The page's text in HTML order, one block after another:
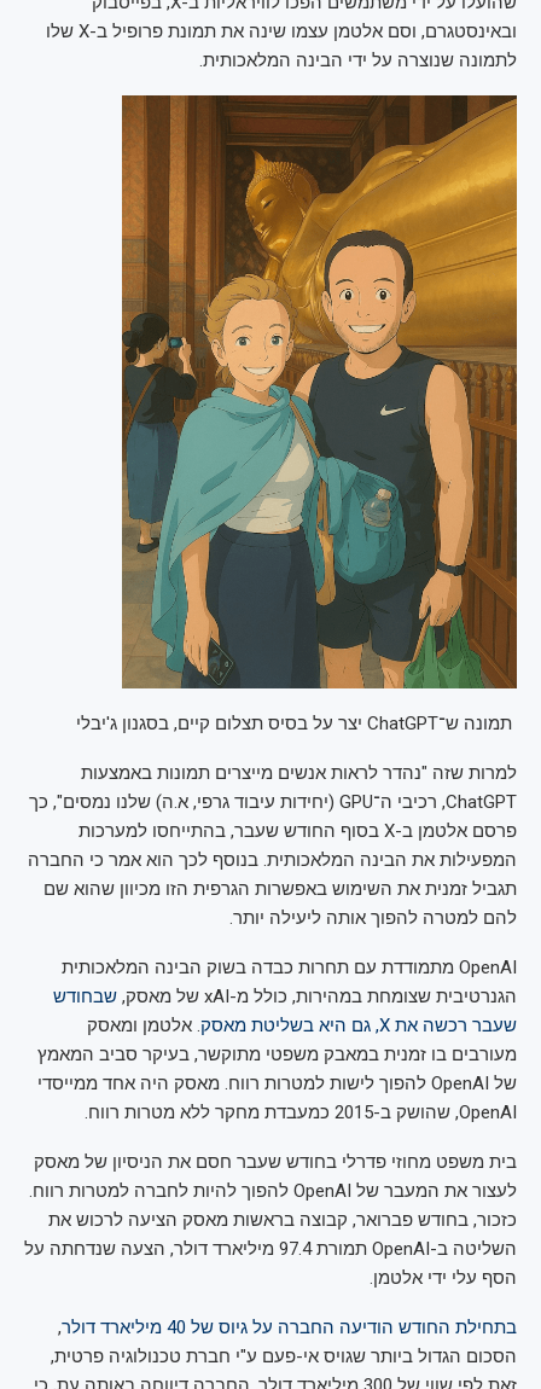
ובאינסטגרם, וסם אלטמן עצמו שינה את תמונת פרופיל ב-X שלו
לתמונה שנוצרה על ידי הבינה המלאכותית.
תמונה ש־ChatGPT יצר על בסיס תצלום קיים, בסגנון ג'יבלי
למרות שזה "נהדר לראות אנשים מייצרים תמונות באמצעות
ChatGPT, רכיבי ה־GPU (יחידות עיבוד גרפי, א.ה) שלנו נמסים", כך
פרסם אלטמן ב-X בסוף החודש שעבר, בהתייחסו למערכות
המפעילות את הבינה המלאכותית. בנוסף לכך הוא אמר כי החברה
תגביל זמנית את השימוש באפשרות הגרפית הזו מכיוון שהוא שם
להם למטרה להפוך אותה ליעילה יותר.
OpenAI מתמודדת עם תחרות כבדה בשוק הבינה המלאכותית
הגנרטיבית שצומחת במהירות, כולל מ-xAI של מאסק,
שבחודש
שעבר רכשה את X, גם היא בשליטת מאסק
. אלטמן ומאסק
מעורבים בו זמנית במאבק משפטי מתוקשר, בעיקר סביב המאמץ
של OpenAI להפוך לישות למטרות רווח. מאסק היה אחד ממייסדי
OpenAI, שהושק ב-2015 כמעבדת מחקר ללא מטרות רווח.
בית משפט מחוזי פדרלי בחודש שעבר חסם את הניסיון של מאסק
לעצור את המעבר של OpenAI להפוך להיות לחברה למטרות רווח.
כזכור, בחודש פברואר, קבוצה בראשות מאסק הציעה לרכוש את
השליטה ב-OpenAI תמורת 97.4 מיליארד דולר, הצעה שנדחתה על
הסף עלי ידי אלטמן.
בתחילת החודש הודיעה החברה על גיוס של 40 מיליארד דולר
,
הסכום הגדול ביותר שגויס אי-פעם ע"י חברת טכנולוגיה פרטית,